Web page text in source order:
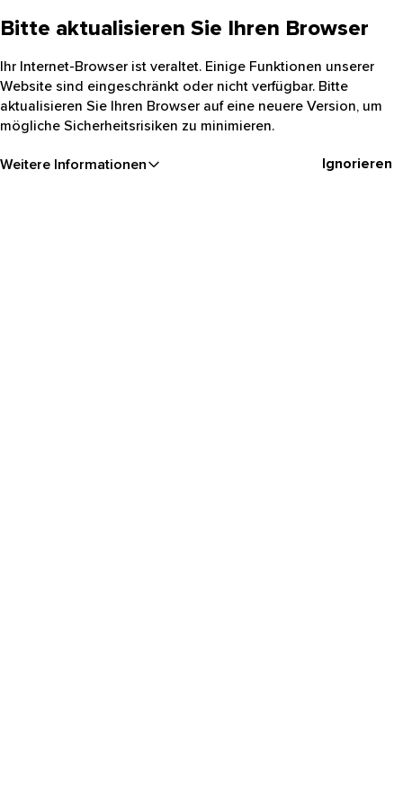
Bitte aktualisieren Sie Ihren Browser
Ihr Internet-Browser ist veraltet. Einige Funktionen unserer
Website sind eingeschränkt oder nicht verfügbar. Bitte
aktualisieren Sie Ihren Browser auf eine neuere Version, um
mögliche Sicherheitsrisiken zu minimieren.
Weitere Informationen Ignorieren